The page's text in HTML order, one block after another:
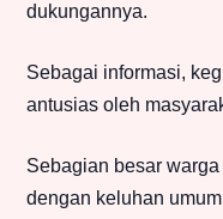
dukungannya.
Sebagai informasi,
antusias oleh
Sebagian besar
dengan keluhan